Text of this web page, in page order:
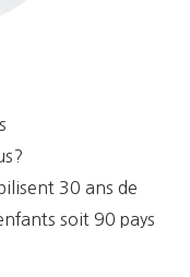
30 ans de
soit 90 pays